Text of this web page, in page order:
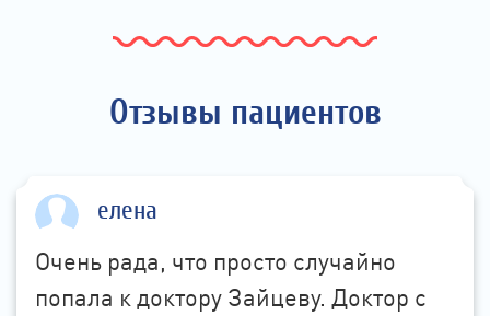
Отзывы пациентов
елена
Очень рада, что просто случайно
попала к доктору Зайцеву. Доктор с